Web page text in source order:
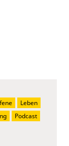
Leben
Podcast